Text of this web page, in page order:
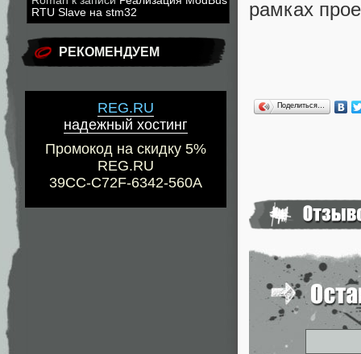
RTU Slave на stm32
РЕКОМЕНДУЕМ
REG.RU
надежный хостинг
Промокод на скидку 5%
REG.RU
39CC-C72F-6342-560A
рамках
Поделиться…